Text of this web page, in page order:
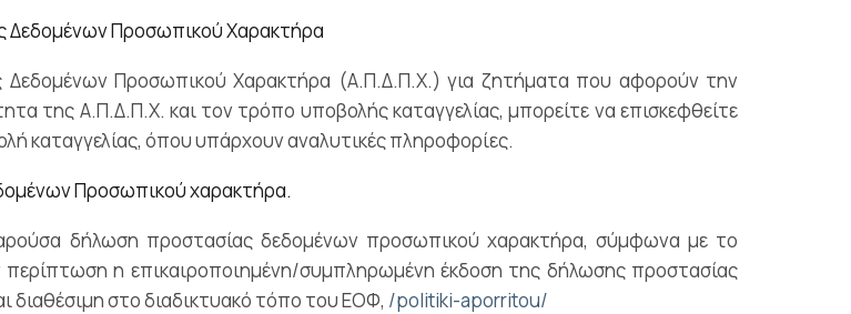
Δεδομένων Προσωπικού Χαρακτήρα
Προσωπικού Χαρακτήρα (Α.Π.Δ.Π.Χ.) για ζητήματα που αφορούν την
της Α.Π.Δ.Π.Χ. και τον τρόπο υποβολής καταγγελίας, μπορείτε να επισκεφθείτε
καταγγελίας, όπου υπάρχουν αναλυτικές πληροφορίες.
Προσωπικού χαρακτήρα.
δήλωση προστασίας δεδομένων προσωπικού χαρακτήρα, σύμφωνα με το
περίπτωση η επικαιροποιημένη/συμπληρωμένη έκδοση της δήλωσης προστασίας
διαθέσιμη στο διαδικτυακό τόπο του ΕΟΦ, /politiki-aporritou/